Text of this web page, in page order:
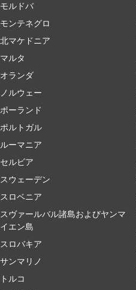
モルドバ
モンテネグロ
北マケドニア
マルタ
オランダ
ノルウェー
ポーランド
ポルトガル
ルーマニア
セルビア
スウェーデン
スロベニア
スヴァールバル諸島およびヤンマ
イエン島
スロバキア
サンマリノ
トルコ